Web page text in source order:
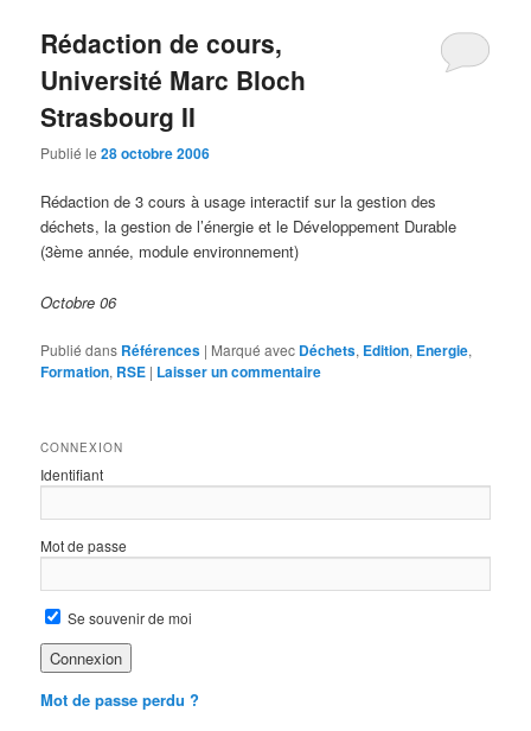
Rédaction de cours,
Université Marc Bloch
Strasbourg II
Publié le28 octobre 2006
Rédaction de 3 cours à usage interactif sur la gestion des
déchets, la gestion de l’énergie et le Développement Durable
(3ème année, module environnement)
Octobre 06
Publié dans Références | Marqué avec Déchets, Edition, Energie,
Formation, RSE | Laisser un commentaire
CONNEXION
Identifiant
Mot de passe
Se souvenir de moi
Mot de passe perdu ?